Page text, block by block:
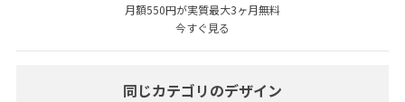
月額550円が実質最大3ヶ月無料
今すぐ見る
同じカテゴリのデザイン